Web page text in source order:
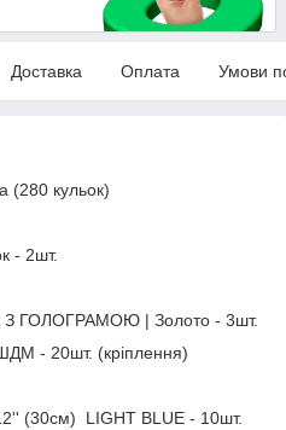
Доставка Оплата Умови
(280 кульок)
- 2шт.
З ГОЛОГРАМОЮ | Золото - 3шт.
- 20шт. (кріплення)
(30см) LIGHT BLUE - 10шт.